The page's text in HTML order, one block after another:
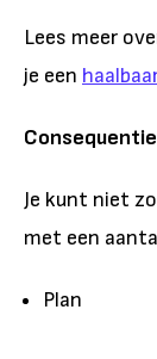
Lees meer
je een
Je kunt niet
met een
Plan